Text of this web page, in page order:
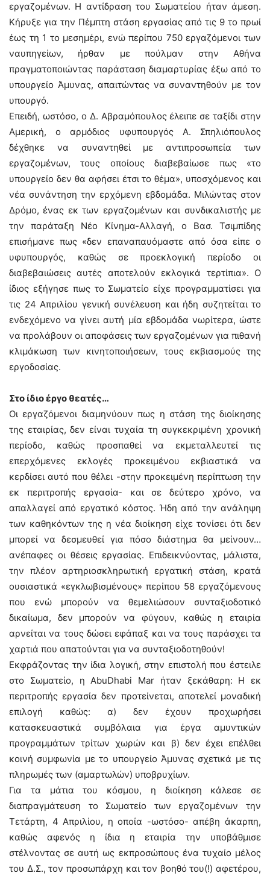
εργαζομένων. Η αντίδραση του Σωματείου ήταν άμεση.
Κήρυξε για την Πέμπτη στάση εργασίας από τις 9 το πρωί
έως τη 1 το μεσημέρι, ενώ περίπου 750 εργαζόμενοι των
ναυπηγείων, ήρθαν με πούλμαν στην Αθήνα
πραγματοποιώντας παράσταση διαμαρτυρίας έξω από το
υπουργείο Άμυνας, απαιτώντας να συναντηθούν με τον
υπουργό.
Επειδή, ωστόσο, ο Δ. Αβραμόπουλος έλειπε σε ταξίδι στην
Αμερική, ο αρμόδιος υφυπουργός Α. Σπηλιόπουλος
δέχθηκε να συναντηθεί με αντιπροσωπεία των
εργαζομένων, τους οποίους διαβεβαίωσε πως «το
υπουργείο δεν θα αφήσει έτσι το θέμα», υποσχόμενος και
νέα συνάντηση την ερχόμενη εβδομάδα. Μιλώντας στον
Δρόμο, ένας εκ των εργαζομένων και συνδικαλιστής με
την παράταξη Νέο Κίνημα-Αλλαγή, ο Βασ. Τσιμπίδης
επισήμανε πως «δεν επαναπαυόμαστε από όσα είπε ο
υφυπουργός, καθώς σε προεκλογική περίοδο οι
διαβεβαιώσεις αυτές αποτελούν εκλογικά τερτίπια». Ο
ίδιος εξήγησε πως το Σωματείο είχε προγραμματίσει για
τις 24 Απριλίου γενική συνέλευση και ήδη συζητείται το
ενδεχόμενο να γίνει αυτή μία εβδομάδα νωρίτερα, ώστε
να προλάβουν οι αποφάσεις των εργαζομένων για πιθανή
κλιμάκωση των κινητοποιήσεων, τους εκβιασμούς της
εργοδοσίας.
Στο ίδιο έργο θεατές…
Οι εργαζόμενοι διαμηνύουν πως η στάση της διοίκησης
της εταιρίας, δεν είναι τυχαία τη συγκεκριμένη χρονική
περίοδο, καθώς προσπαθεί να εκμεταλλευτεί τις
επερχόμενες εκλογές προκειμένου εκβιαστικά να
κερδίσει αυτό που θέλει -στην προκειμένη περίπτωση την
εκ περιτροπής εργασία- και σε δεύτερο χρόνο, να
απαλλαγεί από εργατικό κόστος. Ήδη από την ανάληψη
των καθηκόντων της η νέα διοίκηση είχε τονίσει ότι δεν
μπορεί να δεσμευθεί για πόσο διάστημα θα μείνουν…
ανέπαφες οι θέσεις εργασίας. Επιδεικνύοντας, μάλιστα,
την πλέον αρτηριοσκληρωτική εργατική στάση, κρατά
ουσιαστικά «εγκλωβισμένους» περίπου 58 εργαζόμενους
που ενώ μπορούν να θεμελιώσουν συνταξιοδοτικό
δικαίωμα, δεν μπορούν να φύγουν, καθώς η εταιρία
αρνείται να τους δώσει εφάπαξ και να τους παράσχει τα
χαρτιά που απατούνται για να συνταξιοδοτηθούν!
Εκφράζοντας την ίδια λογική, στην επιστολή που έστειλε
στο Σωματείο, η AbuDhabi Mar ήταν ξεκάθαρη: Η εκ
περιτροπής εργασία δεν προτείνεται, αποτελεί μοναδική
επιλογή καθώς: α) δεν έχουν προχωρήσει
κατασκευαστικά συμβόλαια για έργα αμυντικών
προγραμμάτων τρίτων χωρών και β) δεν έχει επέλθει
κοινή συμφωνία με το υπουργείο Άμυνας σχετικά με τις
πληρωμές των (αμαρτωλών) υποβρυχίων.
Για τα μάτια του κόσμου, η διοίκηση κάλεσε σε
διαπραγμάτευση το Σωματείο των εργαζομένων την
Τετάρτη, 4 Απριλίου, η οποία -ωστόσο- απέβη άκαρπη,
καθώς αφενός η ίδια η εταιρία την υποβάθμισε
στέλνοντας σε αυτή ως εκπροσώπους ένα τυχαίο μέλος
του Δ.Σ., τον προσωπάρχη και τον βοηθό του(!) αφετέρου,